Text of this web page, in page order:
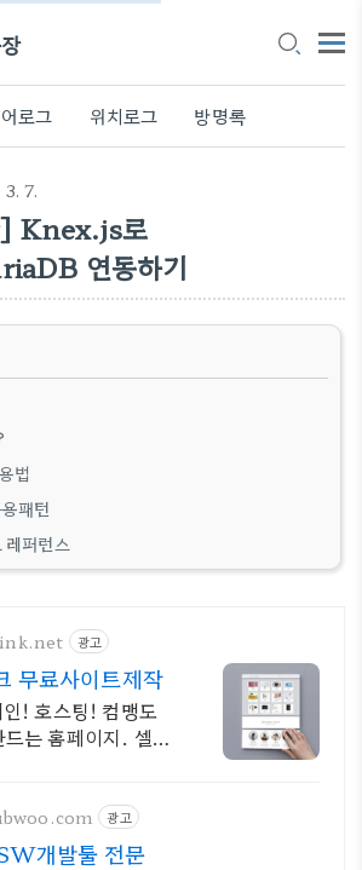
로그 위치로그 방명록
7.
Knex.js로
연동하기
법
패턴
레퍼런스
광고
무료사이트제작
! 호스팅! 컴맹도
는 홈페이지. 셀프
광고
개발툴 전문